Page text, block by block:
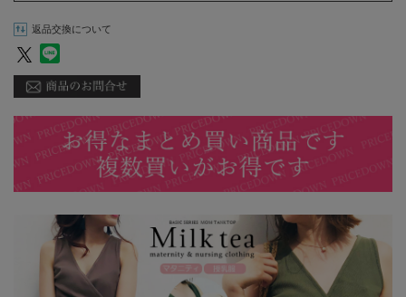
返品交換について